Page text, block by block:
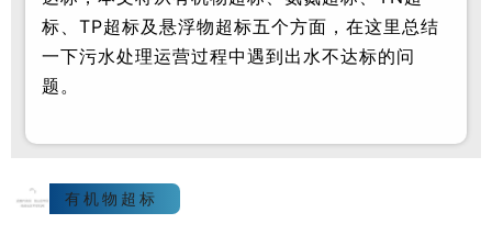
标、TP超标及悬浮物超标五个方面，在这里总结
一下污水处理运营过程中遇到出水不达标的问
题。
1 有机物超标